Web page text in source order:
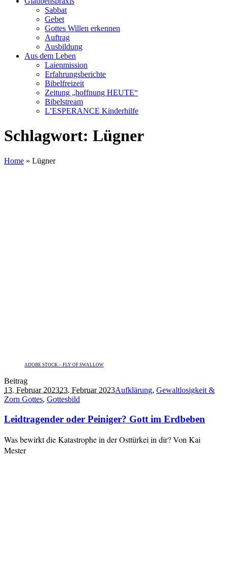
Sabbat
Gebet
Gottes Willen erkennen
Auftrag
Ausbildung
Aus dem Leben
Laienmission
Erfahrungsberichte
Bibelfreizeit
Zeitung „hoffnung HEUTE“
Bibelstream
L’ESPERANCE Kinderhilfe
Schlagwort: Lügner
Home » Lügner
ADOBE STOCK – FLY OF SWALLOW
Beitrag
13. Februar 202323. Februar 2023Aufklärung, Gewaltlosigkeit &
Zorn Gottes, Gottesbild
Leidtragender oder Peiniger? Gott im Erdbeben
Was bewirkt die Katastrophe in der Osttürkei in dir? Von Kai
Mester